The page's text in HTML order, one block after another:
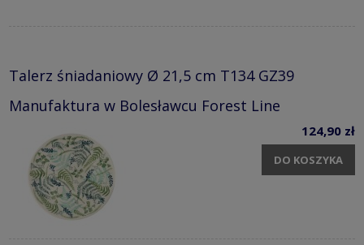
Talerz śniadaniowy Ø 21,5 cm T134 GZ39
Manufaktura w Bolesławcu Forest Line
124,90 zł
DO KOSZYKA